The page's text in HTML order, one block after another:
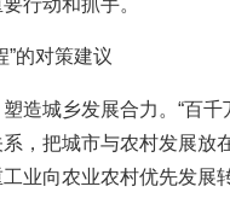
的对策建议
城乡发展合力。“百千
，把城市与农村发展放
业向农业农村优先发展